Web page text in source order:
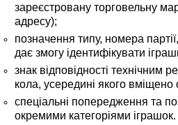
зареєстровану торговельну
адресу);
позначення типу, номера
дає змогу ідентифікувати
знак відповідності технічним
кола, усередині якого
спеціальні попередження та
окремими категоріями іграшок.